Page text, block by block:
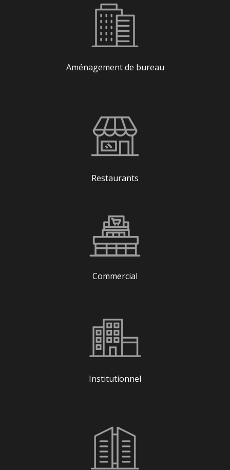
Aménagement de bureau
Restaurants
Commercial
Institutionnel